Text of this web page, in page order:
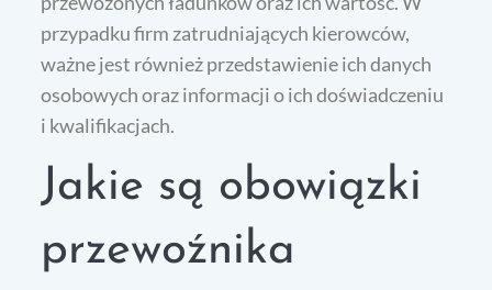
przypadku firm zatrudniających kierowców,
ważne jest również przedstawienie ich danych
osobowych oraz informacji o ich doświadczeniu
i kwalifikacjach.
Jakie są obowiązki
przewoźnika